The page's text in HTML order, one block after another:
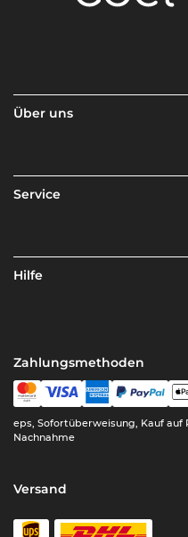
Über uns
Service
Hilfe
Zahlungsmethoden
eps, Sofortüberweisung, Kauf auf
Nachnahme
Versand